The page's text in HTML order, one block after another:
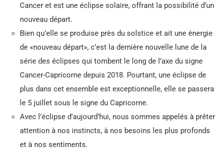
Cancer et est une éclipse solaire, offrant la possibilité d’un
nouveau départ.
Bien qu’elle se produise près du solstice et ait une énergie
de «nouveau départ», c’est la dernière nouvelle lune de la
série des éclipses qui tombent le long de l’axe du signe
Cancer-Capricorne depuis 2018. Pourtant, une éclipse de
plus dans cet ensemble est exceptionnelle, elle se passera
le 5 juillet sous le signe du Capricorne.
Avec l’éclipse d’aujourd’hui, nous sommes appelés à prêter
attention à nos instincts, à nos besoins les plus profonds
et à nos sentiments.